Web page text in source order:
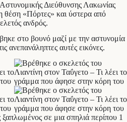
Διεύθυνσης Λακωνίας
θέση «Πόρτες» και ύστερα από
ανδρός.
στο βουνό μαζί με την αστυνομία
ανεπανάληπτες αυτές εικόνες.
σε μια σπηλιά περίπου 1